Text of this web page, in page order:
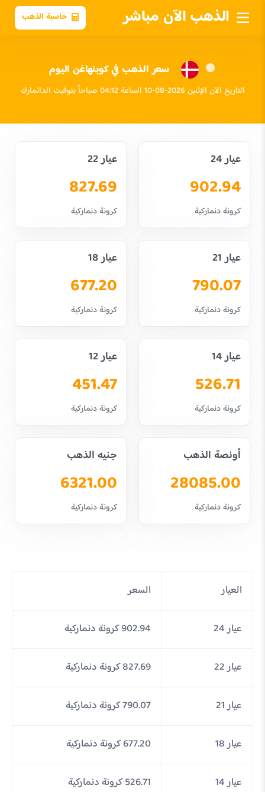
الذهب الآن مباشر حاسبة الذهب
سعر الذهب في كوبنهاغن اليوم
التاريخ الآن الإثنين 2026-08-10 الساعة 04:12 صباحاً بتوقيت الدانمارك
عيار 24
902.94
كرونة دنماركية
عيار 22
827.69
كرونة دنماركية
عيار 21
790.07
كرونة دنماركية
عيار 18
677.20
كرونة دنماركية
عيار 14
526.71
كرونة دنماركية
عيار 12
451.47
كرونة دنماركية
أونصة الذهب
28085.00
كرونة دنماركية
جنيه الذهب
6321.00
كرونة دنماركية
العيار السعر
عيار 24 902.94 كرونة دنماركية
عيار 22 827.69 كرونة دنماركية
عيار 21 790.07 كرونة دنماركية
عيار 18 677.20 كرونة دنماركية
عيار 14 526.71 كرونة دنماركية